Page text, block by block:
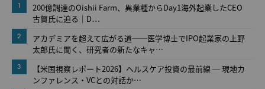
1
200億調達のOishii Farm、異業種からDay1海外起業したCEO
古賀氏に迫る｜D…
2
アカデミアを超えて広がる道──医学博士でIPO起業家の上野
太郎氏に聞く、研究者の新たなキャ…
3
【米国視察レポート2026】ヘルスケア投資の最前線 ─ 現地カ
ンファレンス・VCとの対話か…